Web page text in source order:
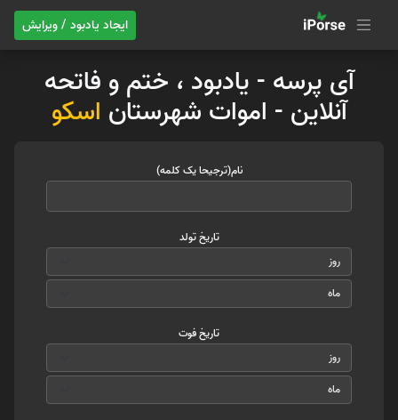
ایجاد یادبود / ویرایش
آی پرسه - یادبود ، ختم و فاتحه
آنلاین - اموات شهرستان اسکو
نام(ترجیحا یک کلمه)
تاریخ تولد
تاریخ فوت